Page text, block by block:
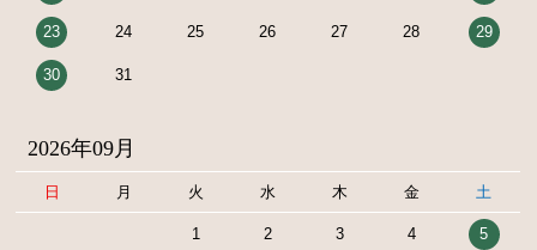
23 24 25 26 27 28 29
30 31
2026年09月
日 月 火 水 木 金 土
1 2 3 4 5